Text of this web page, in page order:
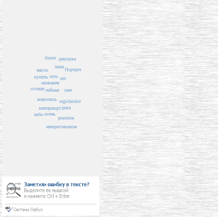
пейзаж
названия
живопись
лето
натюрморт
купить
солнце
лес
зима
осень
букет
масло
река
снег
tegicheskie
реализм
небо
импрессионизм
Портрет
девушка